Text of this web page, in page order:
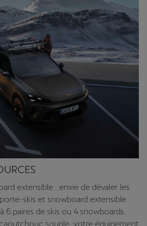
extensible : envie de dévaler les
skis et snowboard extensible
6 paires de skis ou 4 snowboards.
souple, votre équipement